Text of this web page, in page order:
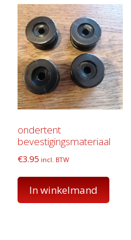
ondertent
bevestigingsmateriaal
€3.95 incl. BTW
In winkelmand